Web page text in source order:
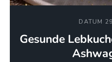
DATUM
Gesunde